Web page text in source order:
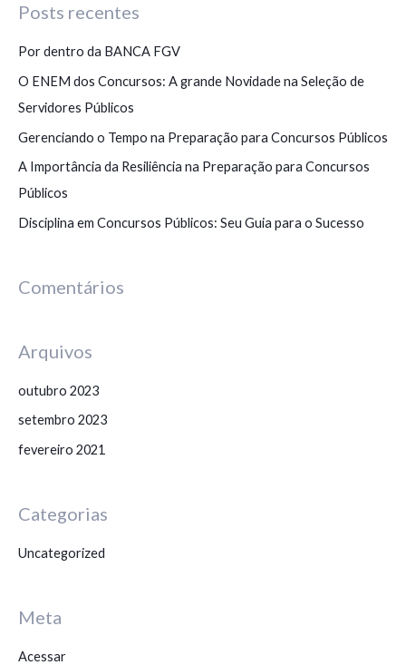
u
i
s
a
Posts recentes
Por dentro da BANCA FGV
O ENEM dos Concursos: A grande Novidade na Seleção de
Servidores Públicos
Gerenciando o Tempo na Preparação para Concursos Públicos
A Importância da Resiliência na Preparação para Concursos
Públicos
Disciplina em Concursos Públicos: Seu Guia para o Sucesso
Comentários
Arquivos
outubro 2023
setembro 2023
fevereiro 2021
Categorias
Uncategorized
Meta
Acessar